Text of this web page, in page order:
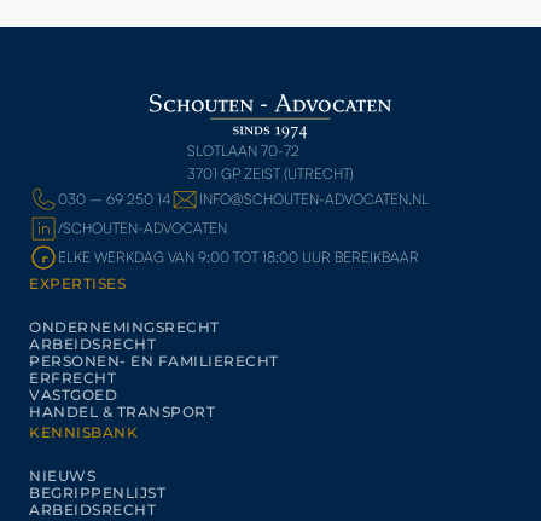
SLOTLAAN 70-72
3701 GP ZEIST (UTRECHT)
030 – 69 250 14
INFO@SCHOUTEN-ADVOCATEN.NL
/SCHOUTEN-ADVOCATEN
ELKE WERKDAG VAN 9:00 TOT 18:00 UUR BEREIKBAAR
EXPERTISES
ONDERNEMINGSRECHT
ARBEIDSRECHT
PERSONEN- EN FAMILIERECHT
ERFRECHT
VASTGOED
HANDEL & TRANSPORT
KENNISBANK
NIEUWS
BEGRIPPENLIJST
ARBEIDSRECHT